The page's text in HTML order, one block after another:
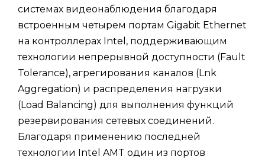
системах видеонаблюдения благодаря
встроенным четырем портам Gigabit Ethernet
на контроллерах Intel, поддерживающим
технологии непрерывной доступности (Fault
Tolerance), агрегирования каналов (Lnk
Aggregation) и распределения нагрузки
(Load Balancing) для выполнения функций
резервирования сетевых соединений.
Благодаря применению последней
технологии Intel AMT один из портов